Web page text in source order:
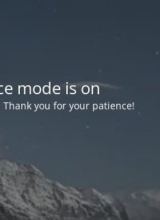
mode is on
you for your patience!